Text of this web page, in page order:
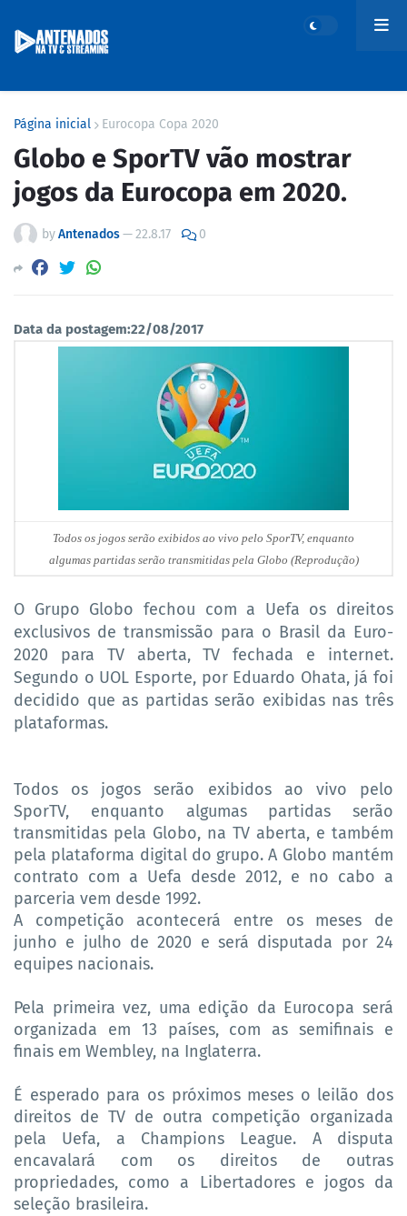
Página inicial Eurocopa Copa 2020
Globo e SporTV vão mostrar
jogos da Eurocopa em 2020.
byAntenados—22.8.17 0
Data da postagem:22/08/2017
Todos os jogos serão exibidos ao vivo pelo SporTV, enquanto
algumas partidas serão transmitidas pela Globo (Reprodução)
O Grupo Globo fechou com a Uefa os direitos
exclusivos de transmissão para o Brasil da Euro-
2020 para TV aberta, TV fechada e internet.
Segundo o UOL Esporte, por Eduardo Ohata, já foi
decidido que as partidas serão exibidas nas três
plataformas.
Todos os jogos serão exibidos ao vivo pelo
SporTV, enquanto algumas partidas serão
transmitidas pela Globo, na TV aberta, e também
pela plataforma digital do grupo. A Globo mantém
contrato com a Uefa desde 2012, e no cabo a
parceria vem desde 1992.
A competição acontecerá entre os meses de
junho e julho de 2020 e será disputada por 24
equipes nacionais.
Pela primeira vez, uma edição da Eurocopa será
organizada em 13 países, com as semifinais e
finais em Wembley, na Inglaterra.
É esperado para os próximos meses o leilão dos
direitos de TV de outra competição organizada
pela Uefa, a Champions League. A disputa
encavalará com os direitos de outras
propriedades, como a Libertadores e jogos da
seleção brasileira.